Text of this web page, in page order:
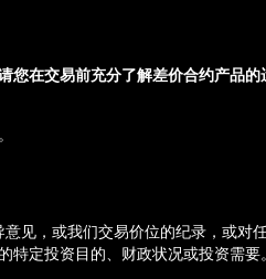
您在交易前充分了解差价合约产品的
见，或我们交易价位的纪录，或对
定投资目的、财政状况或投资需要